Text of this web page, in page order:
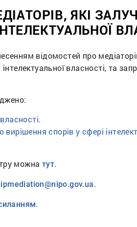
ЯКІ
відомостей про
власності, та
спорів у сфері
можна тут.
ipmediation@nipo.gov.ua.
.